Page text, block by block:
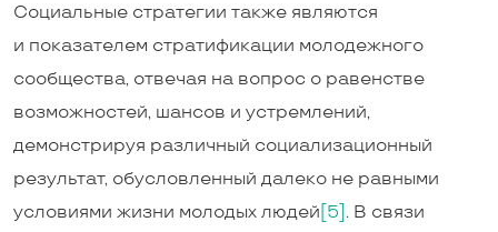
Социальные стратегии также являются
и показателем стратификации молодежного
сообщества, отвечая на вопрос о равенстве
возможностей, шансов и устремлений,
демонстрируя различный социализационный
результат, обусловленный далеко не равными
условиями жизни молодых людей [5] . В связи